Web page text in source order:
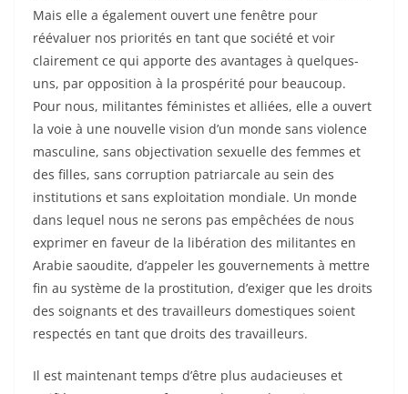
Mais elle a également ouvert une fenêtre pour
réévaluer nos priorités en tant que société et voir
clairement ce qui apporte des avantages à quelques-
uns, par opposition à la prospérité pour beaucoup.
Pour nous, militantes féministes et alliées, elle a ouvert
la voie à une nouvelle vision d’un monde sans violence
masculine, sans objectivation sexuelle des femmes et
des filles, sans corruption patriarcale au sein des
institutions et sans exploitation mondiale. Un monde
dans lequel nous ne serons pas empêchées de nous
exprimer en faveur de la libération des militantes en
Arabie saoudite, d’appeler les gouvernements à mettre
fin au système de la prostitution, d’exiger que les droits
des soignants et des travailleurs domestiques soient
respectés en tant que droits des travailleurs.
Il est maintenant temps d’être plus audacieuses et